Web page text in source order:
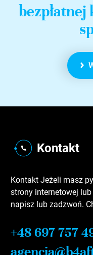
Kontakt
Kontakt Jeżeli masz
strony internetowej
napisz lub zadzwoń.
+48 697 757